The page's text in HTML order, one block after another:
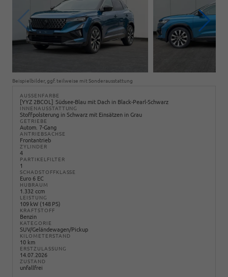
Beispielbilder, ggf. teilweise mit Sonderausstattung
AUSSENFARBE
YYZ 2BCOL Südsee-Blau mit Dach in Black-Pearl-Schwarz
INNENAUSSTATTUNG
Stoffpolsterung in Schwarz mit Einsätzen in Grau
GETRIEBE
Autom. 7-Gang
ANTRIEBSACHSE
Frontantrieb
ZYLINDER
4
PARTIKELFILTER
1
SCHADSTOFFKLASSE
Euro 6 EC
HUBRAUM
1.332 ccm
LEISTUNG
109 kW (148 PS)
KRAFTSTOFF
Benzin
KATEGORIE
SUV/Geländewagen/Pickup
KILOMETERSTAND
10 km
ERSTZULASSUNG
14.07.2026
ZUSTAND
unfallfrei